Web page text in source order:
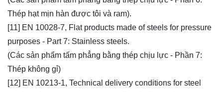
Thép hạt mịn hàn được tôi và ram).
[11] EN 10028-7, Flat products made of steels for pressure
purposes - Part 7: Stainless steels.
(Các sản phẩm tấm phẳng bằng thép chịu lực - Phần 7:
Thép không gỉ)
[12] EN 10213-1, Technical delivery conditions for steel